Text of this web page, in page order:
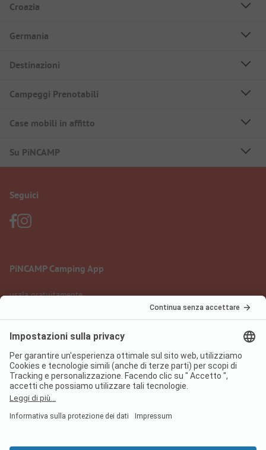
Croazia
Germania
Destinazioni
Campeggi Prenotabili
Case mobili in affitto
Su PiNCAMP
Seguici
PiNCAMP Camping App
usala gratuitamente
Informazione legale
Protezione dati
Condizioni d'uso
Regolamento sui servizi digitali